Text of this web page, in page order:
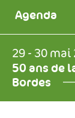
Agenda
29 - 30 mai
50 ans de
Bordes